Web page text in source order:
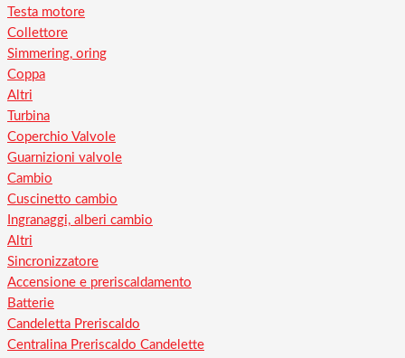
Testa motore
Collettore
Simmering, oring
Coppa
Altri
Turbina
Coperchio Valvole
Guarnizioni valvole
Cambio
Cuscinetto cambio
Ingranaggi, alberi cambio
Altri
Sincronizzatore
Accensione e preriscaldamento
Batterie
Candeletta Preriscaldo
Centralina Preriscaldo Candelette